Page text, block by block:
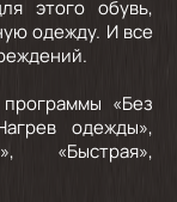
этого обувь,
одежду. И все
«Без
одежды»,
«Быстрая»,